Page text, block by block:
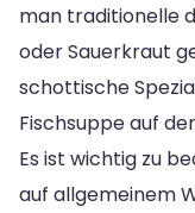
man traditionelle
oder Sauerkraut
schottische
Fischsuppe auf
Es ist wichtig zu
auf allgemeinem